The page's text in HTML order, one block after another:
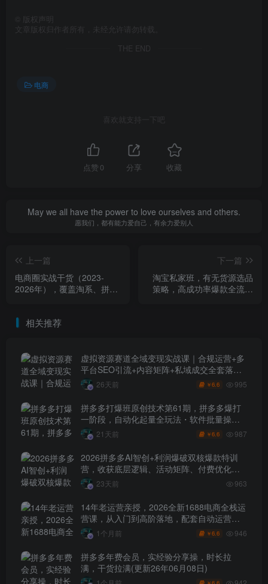
版权声明
文章版权归作者所有，未经允许请勿转载。
THE END
电商
喜欢就支持一下吧
点赞 0 分享 收藏
May we all have the power to love ourselves and others.
愿我们，都有能力爱自己，有余力爱别人
上一篇
电商圈实战干货（2023-
2026年），覆盖淘系、拼多
效率、稳盈利（更新4月）
下一篇
淘宝私家班，有无货源选品
策略，高成功率爆款全流程
相关推荐
虚拟资源赛道全域变现实战课｜合规运营+多
平台SEO引流+内容矩阵+私域成交全套落地
玩法26天前 ￥6.6 995
拼多多打爆班原创技术第61期，拼多多爆打
一阶段，自动化起量全玩法・软件批量操
作・投产优化・大促矩阵实战课
21天前 ￥6.6 987
2026拼多多AI智创+利润爆破双核爆款特训
营，收获底层逻辑、活动矩阵、付费优化、
0-1打爆SOP
23天前 963
14年老运营亲授，2026全新1688电商全栈运
营课，从入门到高阶落地，配套自动运营表
+工具包+直播诊断等
1个月前 ￥6.6 946
拼多多年费会员，实经验分享操，时长拉
满，干货拉满(更新26年06月08日)